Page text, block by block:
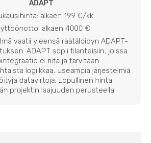
ADAPT
alkaen 199 €/kk
alkaen 4000 €
vaatii yleensä räätälöidyn ADAPT-
ADAPT sopii tilanteisiin, joissa
ei riitä ja tarvitaan
logiikkaa, useampia järjestelmiä
datavirtoja. Lopullinen hinta
projektin laajuuden perusteella.